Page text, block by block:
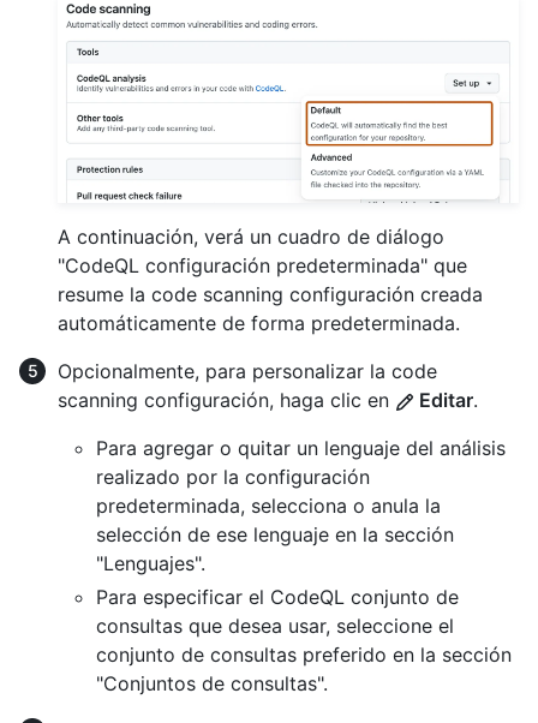
A continuación, verá un cuadro de diálogo
"CodeQL configuración predeterminada" que
resume la code scanning configuración creada
automáticamente de forma predeterminada.
Opcionalmente, para personalizar la code
scanning configuración, haga clic en
Editar.
Para agregar o quitar un lenguaje del análisis
realizado por la configuración
predeterminada, selecciona o anula la
selección de ese lenguaje en la sección
"Lenguajes".
Para especificar el CodeQL conjunto de
consultas que desea usar, seleccione el
conjunto de consultas preferido en la sección
"Conjuntos de consultas".